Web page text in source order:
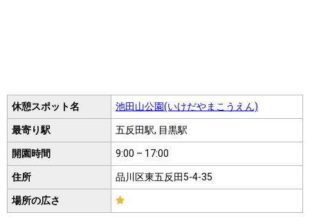
休憩スポット名 池田山公園(いけだやまこうえん)
最寄り駅 五反田駅, 目黒駅
開園時間 9:00 – 17:00
住所 品川区東五反田5-4-35
場所の広さ